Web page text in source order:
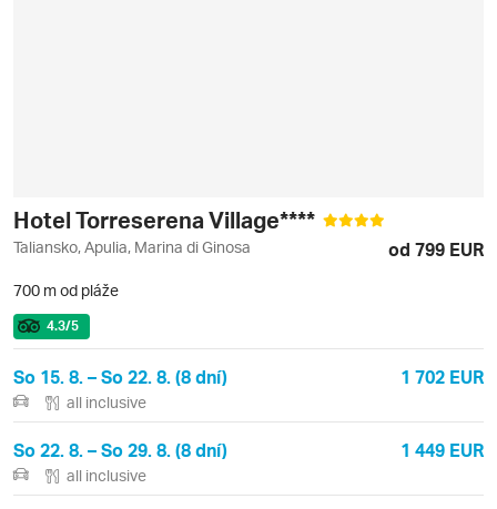
Hotel Torreserena Village****
Taliansko, Apulia, Marina di Ginosa od 799 EUR
700 m od pláže
4.3/5
So 15. 8. – So 22. 8. (8 dní) 1 702 EUR
all inclusive
So 22. 8. – So 29. 8. (8 dní) 1 449 EUR
all inclusive